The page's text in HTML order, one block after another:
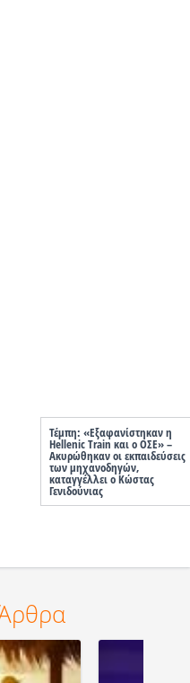
Τέμπη: «Εξαφανίστηκαν η
Hellenic Train και ο ΟΣΕ» –
Ακυρώθηκαν οι εκπαιδεύσεις
των μηχανοδηγών,
καταγγέλλει ο Κώστας
Γενιδούνιας